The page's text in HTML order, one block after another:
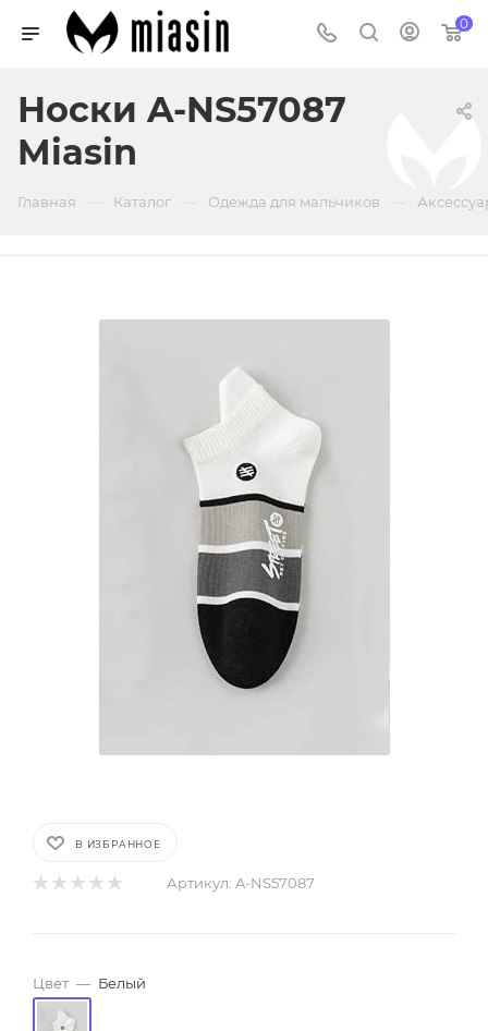
0
Носки A-NS57087
Miasin
Главная Каталог Одежда для мальчиков
В ИЗБРАННОЕ
Артикул: A-NS57087
Цвет — Белый